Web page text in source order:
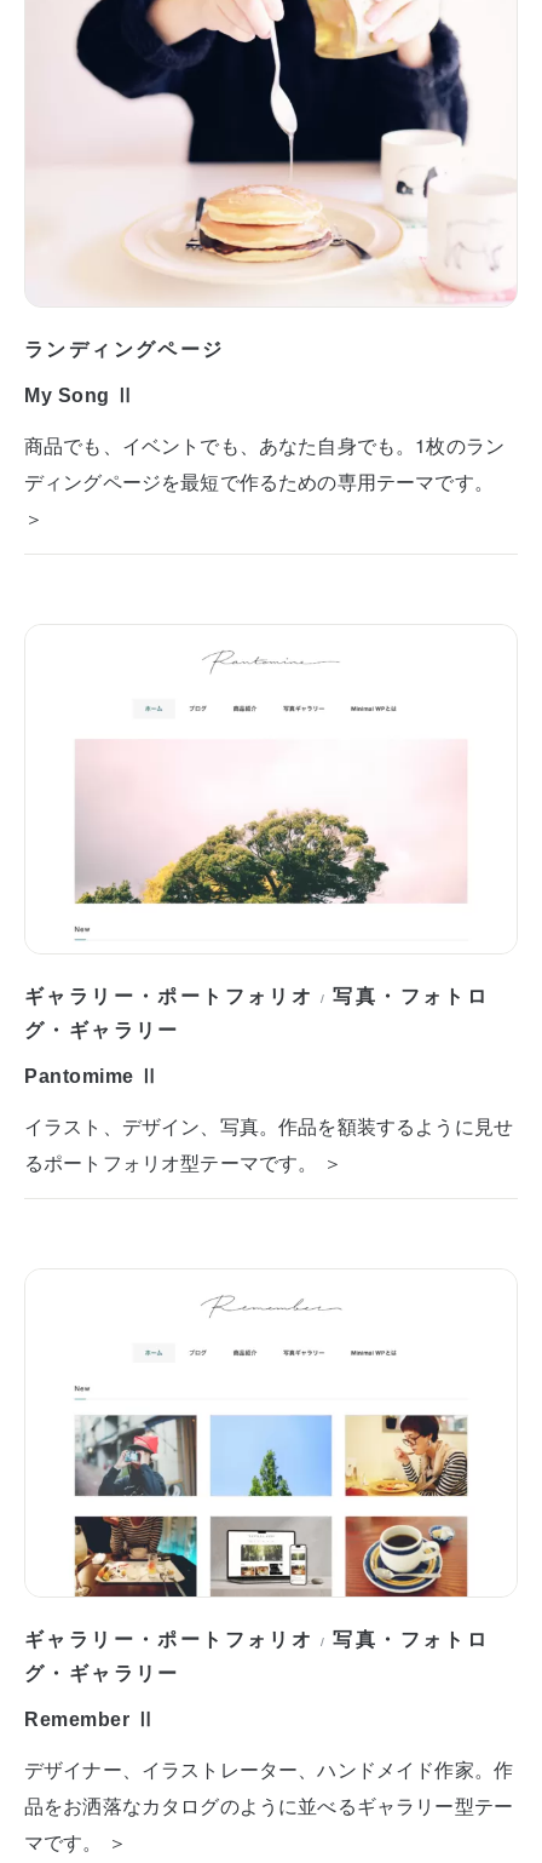
ランディングページ
My Song Ⅱ
商品でも、イベントでも、あなた自身でも。1枚のラン
ディングページを最短で作るための専用テーマです。
＞
ギャラリー・ポートフォリオ /写真・フォトロ
グ・ギャラリー
Pantomime Ⅱ
イラスト、デザイン、写真。作品を額装するように見せ
るポートフォリオ型テーマです。 ＞
ギャラリー・ポートフォリオ /写真・フォトロ
グ・ギャラリー
Remember Ⅱ
デザイナー、イラストレーター、ハンドメイド作家。作
品をお洒落なカタログのように並べるギャラリー型テー
マです。 ＞